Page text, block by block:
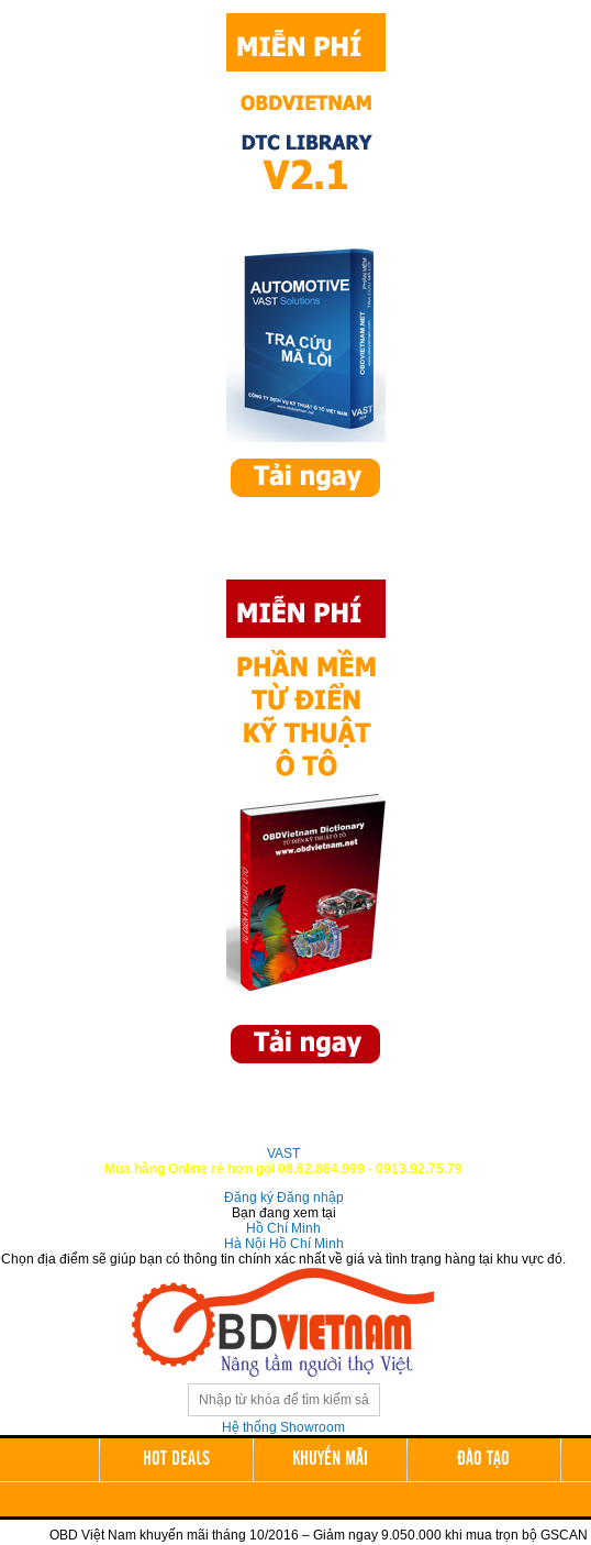
VAST
Mua hàng Online rẻ hơn gọi 08.62.864.999 - 0913.92.75.79
Đăng ký Đăng nhập
Bạn đang xem tại
Hồ Chí Minh
Hà Nội Hồ Chí Minh
Chọn địa điểm sẽ giúp bạn có thông tin chính xác nhất về giá và tình trạng hàng tại khu vực đó.
Hệ thống Showroom
HOT DEALS KHUYẾN MÃI ĐÀO TẠO
OBD Việt Nam khuyến mãi tháng 10/2016 – Giảm ngay 9.050.000 khi mua trọn bộ GSCAN II